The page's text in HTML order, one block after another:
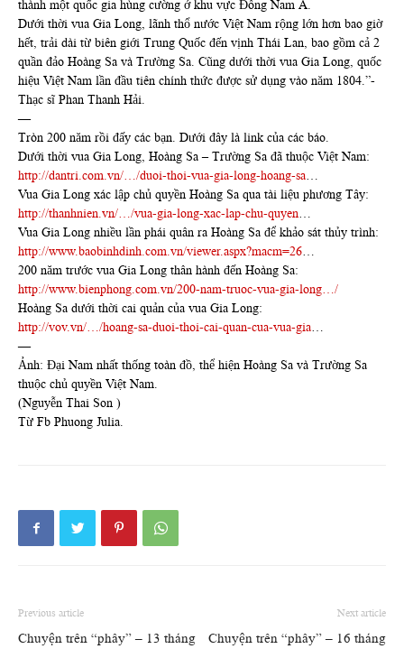
thành một quốc gia hùng cường ở khu vực Đông Nam Á.
Dưới thời vua Gia Long, lãnh thổ nước Việt Nam rộng lớn hơn bao giờ
hết, trải dài từ biên giới Trung Quốc đến vịnh Thái Lan, bao gồm cả 2
quần đảo Hoàng Sa và Trường Sa. Cũng dưới thời vua Gia Long, quốc
hiệu Việt Nam lần đầu tiên chính thức được sử dụng vào năm 1804.”-
Thạc sĩ Phan Thanh Hải.
—
Tròn 200 năm rồi đấy các bạn. Dưới đây là link của các báo.
Dưới thời vua Gia Long, Hoàng Sa – Trường Sa đã thuộc Việt Nam:
http://dantri.com.vn/…/duoi-thoi-vua-gia-long-hoang-sa…
Vua Gia Long xác lập chủ quyền Hoàng Sa qua tài liệu phương Tây:
http://thanhnien.vn/…/vua-gia-long-xac-lap-chu-quyen…
Vua Gia Long nhiều lần phái quân ra Hoàng Sa để khảo sát thủy trình:
http://www.baobinhdinh.com.vn/viewer.aspx?macm=26…
200 năm trước vua Gia Long thân hành đến Hoàng Sa:
http://www.bienphong.com.vn/200-nam-truoc-vua-gia-long…/
Hoàng Sa dưới thời cai quản của vua Gia Long:
http://vov.vn/…/hoang-sa-duoi-thoi-cai-quan-cua-vua-gia…
—
Ảnh: Đại Nam nhất thống toàn đồ, thể hiện Hoàng Sa và Trường Sa
thuộc chủ quyền Việt Nam.
(Nguyễn Thai Son )
Từ Fb Phuong Julia.
Previous article
Chuyện trên “phây” – 13 tháng
Next article
Chuyện trên “phây” – 16 tháng